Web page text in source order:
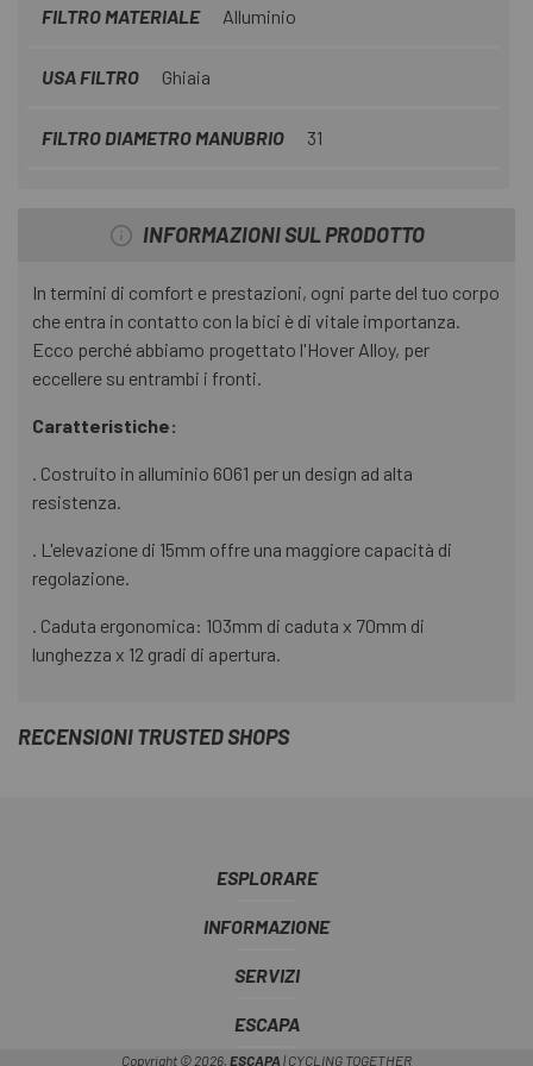
FILTRO MATERIALE Alluminio
USA FILTRO Ghiaia
FILTRO DIAMETRO MANUBRIO 31
INFORMAZIONI SUL PRODOTTO
In termini di comfort e prestazioni, ogni parte del tuo corpo
che entra in contatto con la bici è di vitale importanza.
Ecco perché abbiamo progettato l'Hover Alloy, per
eccellere su entrambi i fronti.
Caratteristiche:
. Costruito in alluminio 6061 per un design ad alta
resistenza.
. L'elevazione di 15mm offre una maggiore capacità di
regolazione.
. Caduta ergonomica: 103mm di caduta x 70mm di
lunghezza x 12 gradi di apertura.
RECENSIONI TRUSTED SHOPS
ESPLORARE
INFORMAZIONE
SERVIZI
ESCAPA
Copyright © 2026, ESCAPA | CYCLING TOGETHER